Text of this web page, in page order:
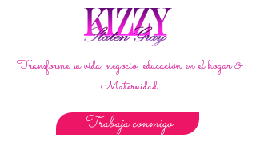
Transforme su vida, negocio, educación en el hogar &
Maternidad
Trabaja conmigo